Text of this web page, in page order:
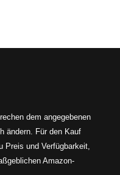
dem angegebenen
ändern. Für den Kauf
Preis und Verfügbarkeit,
Amazon-